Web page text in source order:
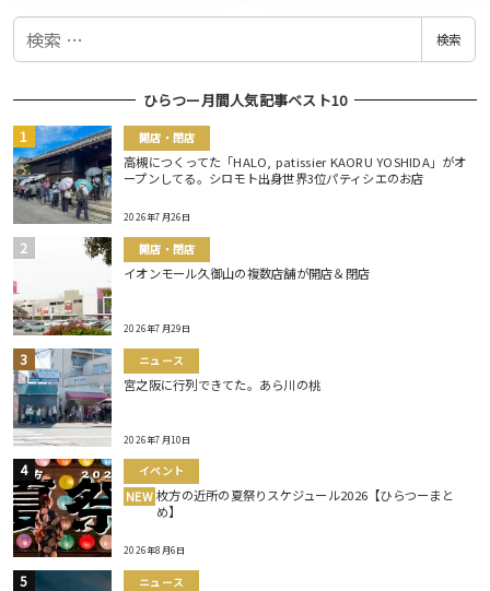
検
検索
ひらつー月間人気記事ベスト10
開店・閉店
高槻につくってた「HALO, patissier KAORU YOSHIDA」がオ
ープンしてる。シロモト出身世界3位パティシエのお店
2026年7月26日
開店・閉店
イオンモール久御山の複数店舗が開店＆閉店
2026年7月29日
ニュース
宮之阪に行列できてた。あら川の桃
2026年7月10日
イベント
NEW 枚方の近所の夏祭りスケジュール2026【ひらつーまと
め】
2026年8月6日
ニュース